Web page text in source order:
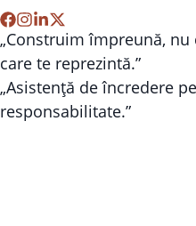
„Construim împreună,
care te reprezintă.”
„Asistență de încredere
responsabilitate.”